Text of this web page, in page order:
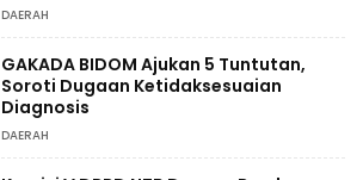
DAERAH
GAKADA BIDOM Ajukan 5 Tuntutan,
Soroti Dugaan Ketidaksesuaian
Diagnosis
DAERAH